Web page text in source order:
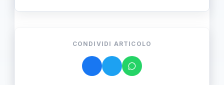
CONDIVIDI ARTICOLO